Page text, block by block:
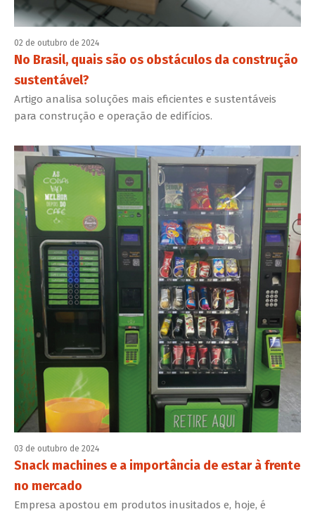
02 de outubro de 2024
No Brasil, quais são os obstáculos da construção
sustentável?
Artigo analisa soluções mais eficientes e sustentáveis
para construção e operação de edifícios.
03 de outubro de 2024
Snack machines e a importância de estar à frente
no mercado
Empresa apostou em produtos inusitados e, hoje, é